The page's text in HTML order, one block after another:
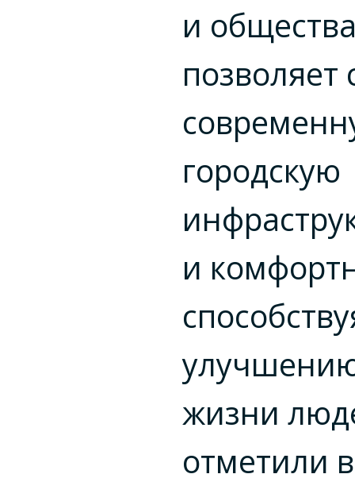
и
позволяет
городскую
и
жизни
отметили